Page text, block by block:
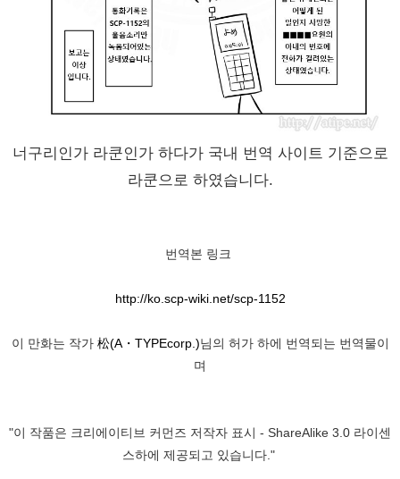
너구리인가 라쿤인가 하다가 국내 번역 사이트 기준으로
라쿤으로 하였습니다.
번역본 링크
http://ko.scp-wiki.net/scp-1152
이 만화는 작가 松(A・TYPEcorp.)님의 허가 하에 번역되는 번역물이
며
"이 작품은 크리에이티브 커먼즈 저작자 표시 - ShareAlike 3.0 라이센
스하에 제공되고 있습니다."